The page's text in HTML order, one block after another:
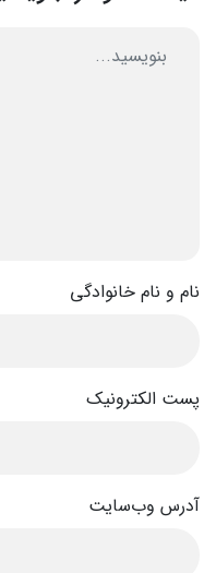
نام و نام خانوادگی
پست الکترونیک
آدرس وب‌سایت